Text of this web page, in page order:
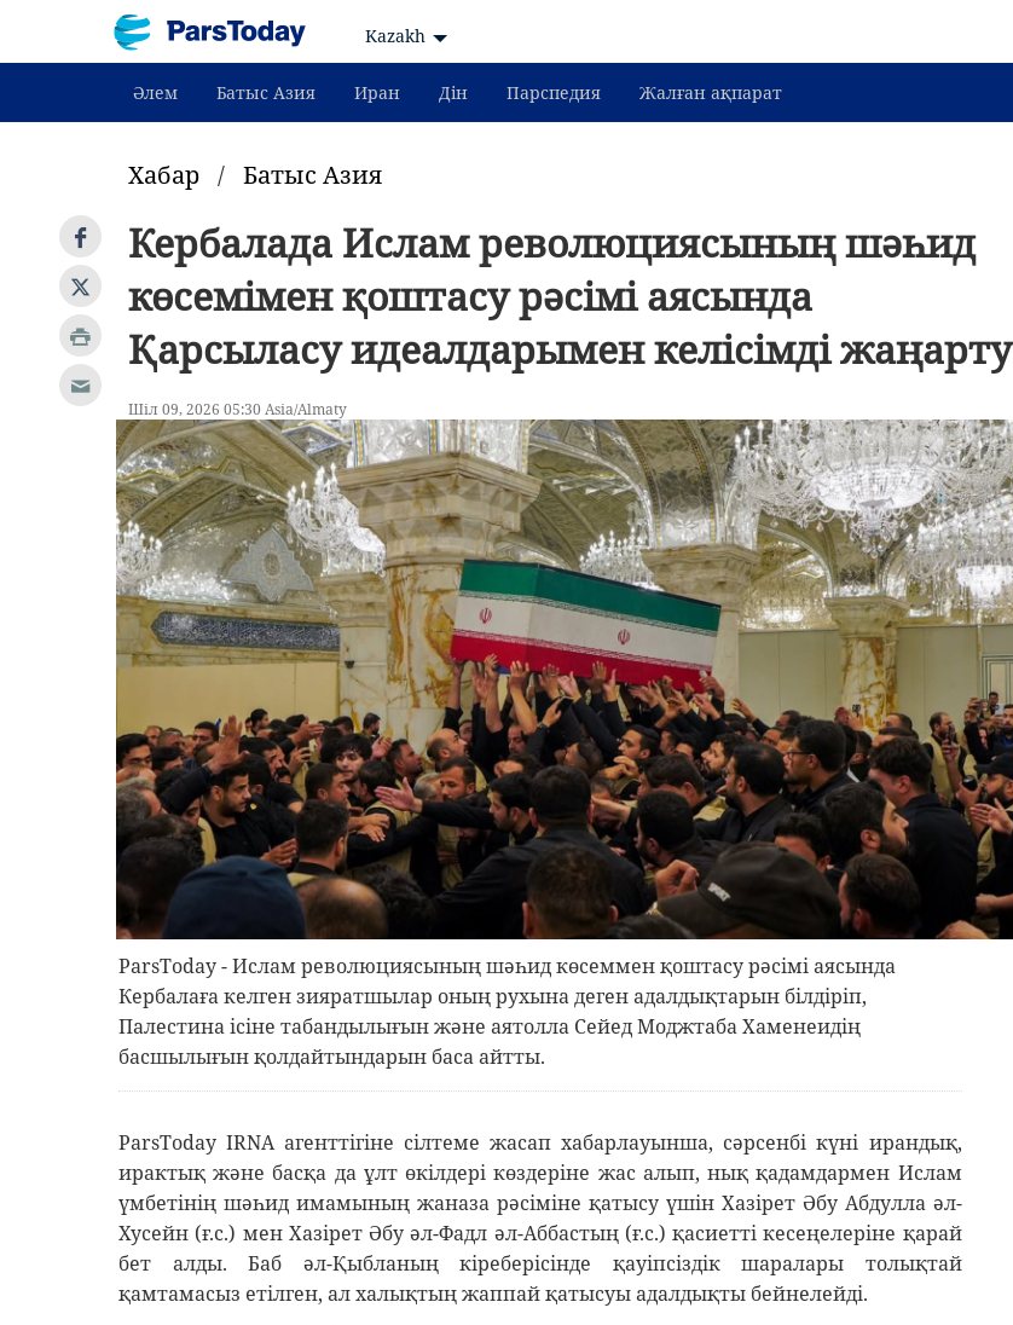
Kazakh
Әлем Батыс Азия Иран Дін Парспедия Жалған ақпарат
Хабар / Батыс Азия
Кербалада Ислам революциясының шәһид
көсемімен қоштасу рәсімі аясында
Қарсыласу идеалдарымен келісімді жаңарту
Шіл 09, 2026 05:30 Asia/Almaty
ParsToday - Ислам революциясының шәһид көсеммен қоштасу рәсімі аясында
Кербалаға келген зияратшылар оның рухына деген адалдықтарын білдіріп,
Палестина ісіне табандылығын және аятолла Сейед Моджтаба Хаменеидің
басшылығын қолдайтындарын баса айтты.
ParsToday IRNA агенттігіне сілтеме жасап хабарлауынша, сәрсенбі күні ирандық,
ирактық және басқа да ұлт өкілдері көздеріне жас алып, нық қадамдармен Ислам
үмбетінің шәһид имамының жаназа рәсіміне қатысу үшін Хазірет Әбу Абдулла әл-
Хусейн (ғ.с.) мен Хазірет Әбу әл-Фадл әл-Аббастың (ғ.с.) қасиетті кесеңелеріне қарай
бет алды. Баб әл-Қыбланың кіреберісінде қауіпсіздік шаралары толықтай
қамтамасыз етілген, ал халықтың жаппай қатысуы адалдықты бейнелейді.